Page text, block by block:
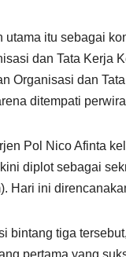
utama itu sebagai
dan Tata Kerja
Organisasi dan
ditempati
Pol Nico Afinta
diplot sebagai
Hari ini
bintang tiga
pertama yang